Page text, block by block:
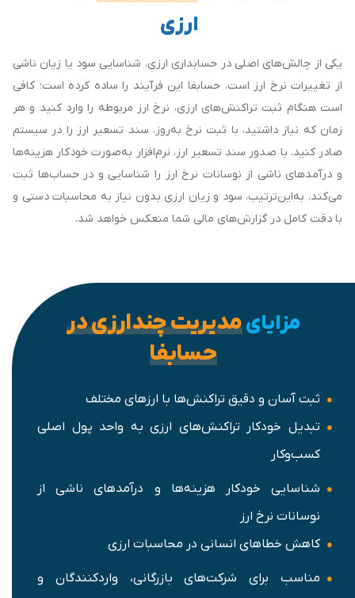
ارزی
یکی از چالش‌های اصلی در حسابداری ارزی، شناسایی سود یا زیان ناشی
از تغییرات نرخ ارز است. حسابفا این فرآیند را ساده کرده است؛ کافی
است هنگام ثبت تراکنش‌های ارزی، نرخ ارز مربوطه را وارد کنید و هر
زمان که نیاز داشتید، با ثبت نرخ به‌روز، سند تسعیر ارز را در سیستم
صادر کنید. با صدور سند تسعیر ارز، نرم‌افزار به‌صورت خودکار هزینه‌ها
و درآمدهای ناشی از نوسانات نرخ ارز را شناسایی و در حساب‌ها ثبت
می‌کند. به‌این‌ترتیب، سود و زیان ارزی بدون نیاز به محاسبات دستی و
با دقت کامل در گزارش‌های مالی شما منعکس خواهد شد.
مزایایمدیریت چندارزی در
حسابفا
ثبت آسان و دقیق تراکنش‌ها با ارزهای مختلف
تبدیل خودکار تراکنش‌های ارزی به واحد پول اصلی
کسب‌وکار
شناسایی خودکار هزینه‌ها و درآمدهای ناشی از
نوسانات نرخ ارز
کاهش خطاهای انسانی در محاسبات ارزی
مناسب برای شرکت‌های بازرگانی، واردکنندگان و